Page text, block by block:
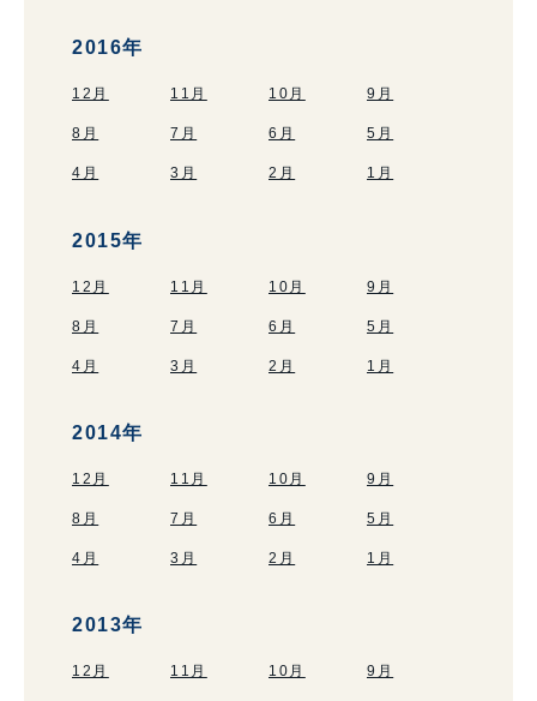
2016年
12月 11月 10月 9月
8月 7月 6月 5月
4月 3月 2月 1月
2015年
12月 11月 10月 9月
8月 7月 6月 5月
4月 3月 2月 1月
2014年
12月 11月 10月 9月
8月 7月 6月 5月
4月 3月 2月 1月
2013年
12月 11月 10月 9月